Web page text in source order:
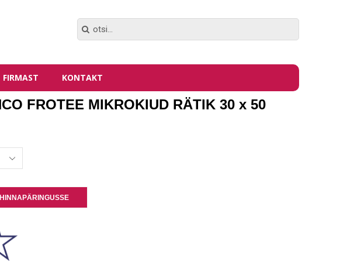
FIRMAST KONTAKT
FROTEE MIKROKIUD RÄTIK 30 x 50